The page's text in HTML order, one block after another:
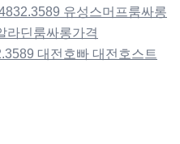
유성스머프룸싸롱
라딘룸싸롱가격
대전호빠 대전호스트